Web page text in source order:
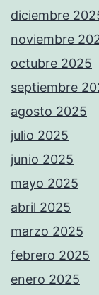
diciembre
noviembre
octubre 2025
septiembre
agosto 2025
julio 2025
junio 2025
mayo 2025
abril 2025
marzo 2025
febrero 2025
enero 2025